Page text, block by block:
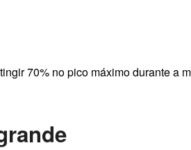
70% no pico máximo durante a